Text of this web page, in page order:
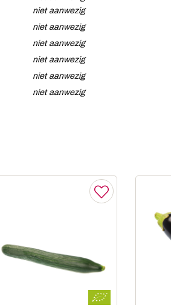
niet aanwezig
niet aanwezig
niet aanwezig
niet aanwezig
niet aanwezig
niet aanwezig